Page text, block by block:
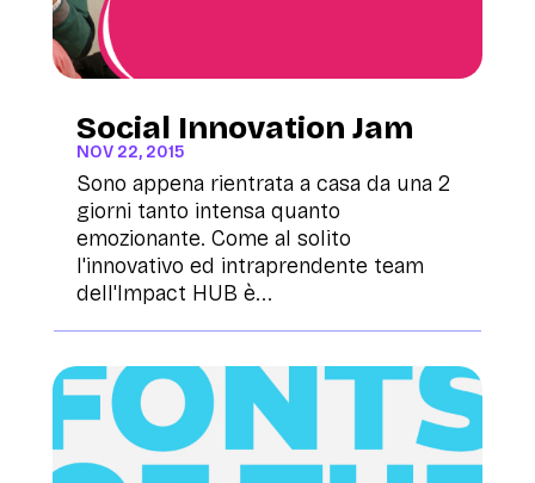
Social Innovation Jam
NOV 22, 2015
Sono appena rientrata a casa da una 2
giorni tanto intensa quanto
emozionante. Come al solito
l'innovativo ed intraprendente team
dell'Impact HUB è...